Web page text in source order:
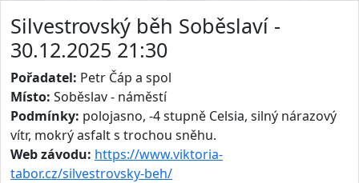
Silvestrovský běh Soběslaví -
30.12.2025 21:30
Pořadatel: Petr Čáp a spol
Místo: Soběslav - náměstí
Podmínky: polojasno, -4 stupně Celsia, silný nárazový
vítr, mokrý asfalt s trochou sněhu.
Web závodu: https://www.viktoria-
tabor.cz/silvestrovsky-beh/